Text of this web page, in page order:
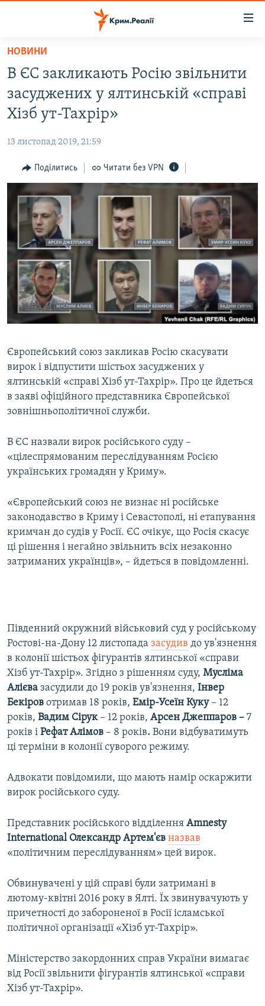
Перейти
основного
матеріалу
Перейти
до
основної
Перейти
до
пошуку
ВІДЕО ТА ФОТО
БЛОГИ
ПОГЛЯД
ІНТЕРВ'Ю
ВСЕ ЗА ДЕНЬ
СПЕЦПРОЕКТИ
ДЕПОРТАЦІЯ
ВІДЕОУРОКИ «ELIFBE»
СВІДЧЕННЯ ОКУПАЦІЇ
УКРАЇНСЬКА ПРОБЛЕМА КРИМУ
ЯК ОБІЙТИ БЛОКУВАННЯ
Русский
Qırımtatar
Усі сайти RFE/RL
НОВИНИ
В ЄС закликають Росію звільнити
засуджених у ялтинській «справі
Хізб ут-Тахрір»
13 листопад 2019, 21:59
Поділитись Читати без VPN
Європейський союз закликав Росію скасувати
вирок і відпустити шістьох засуджених у
ялтинській «справі Хізб ут-Тахрір». Про це йдеться
в заяві офіційного представника Європейської
зовнішньополітичної служби.
В ЄС назвали вирок російського суду –
«цілеспрямованим переслідуванням Росією
українських громадян у Криму».
«Європейський союз не визнає ні російське
законодавство в Криму і Севастополі, ні етапування
кримчан до судів у Росії. ЄС очікує, що Росія скасує
ці рішення і негайно звільнить всіх незаконно
затриманих українців», – йдеться в повідомленні.
Південний окружний військовий суд у російському
Ростові-на-Дону 12 листопада засудив до ув'язнення
в колонії шістьох фігурантів ялтинської «справи
Хізб ут-Тахрір». Згідно з рішенням суду, Мусліма
Алієва засудили до 19 років ув'язнення, Інвер
Бекіров отримав 18 років, Емір-Усеїн Куку – 12
років, Вадим Сірук – 12 років, Арсен Джеппаров – 7
років і Рефат Алімов – 8 років. Вони відбуватимуть
ці терміни в колонії суворого режиму.
Адвокати повідомили, що мають намір оскаржити
вирок російського суду.
Представник російського відділення Amnesty
International Олександр Артем'єв назвав
«політичним переслідуванням» цей вирок.
Обвинувачені у цій справі були затримані в
лютому-квітні 2016 року в Ялті. Їх звинувачують у
причетності до забороненої в Росії ісламської
політичної організації «Хізб ут-Тахрір».
Міністерство закордонних справ України вимагає
від Росії звільнити фігурантів ялтинської «справи
Хізб ут-Тахрір».